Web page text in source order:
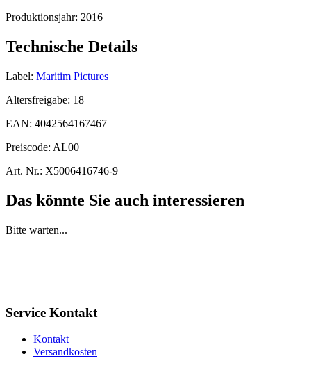
Produktionsjahr: 2016
Technische Details
Label: Maritim Pictures
Altersfreigabe: 18
EAN: 4042564167467
Preiscode: AL00
Art. Nr.: X5006416746-9
Das könnte Sie auch interessieren
Bitte warten...
Service Kontakt
Kontakt
Versandkosten